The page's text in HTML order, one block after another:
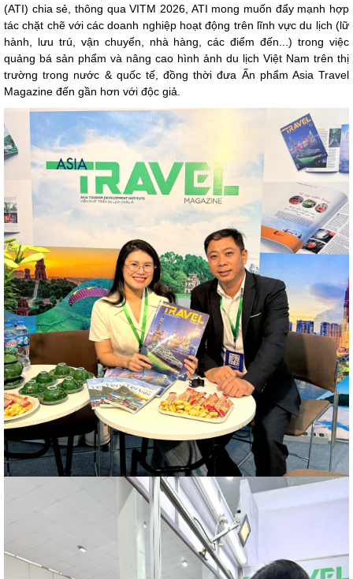
(ATI) chia sẻ, thông qua VITM 2026, ATI mong muốn đẩy mạnh hợp
tác chặt chẽ với các doanh nghiệp hoạt động trên lĩnh vực du lịch (lữ
hành, lưu trú, vận chuyển, nhà hàng, các điểm đến...) trong việc
quảng bá sản phẩm và nâng cao hình ảnh du lịch Việt Nam trên thị
trường trong nước & quốc tế, đồng thời đưa Ấn phẩm Asia Travel
Magazine đến gần hơn với độc giả.